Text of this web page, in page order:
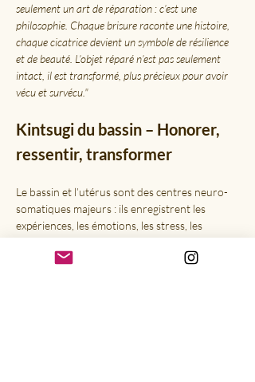
seulement un art de réparation : c’est une
philosophie. Chaque brisure raconte une histoire,
chaque cicatrice devient un symbole de résilience
et de beauté. L’objet réparé n’est pas seulement
intact, il est transformé, plus précieux pour avoir
vécu et survécu."
Kintsugi du bassin – Honorer,
ressentir, transformer
Le bassin et l’utérus sont des centres neuro-
somatiques majeurs : ils enregistrent les
expériences, les émotions, les stress, les
plaisirs, les traumas et les élans de
création.Bien souvent, ce qui n’a pas pu être